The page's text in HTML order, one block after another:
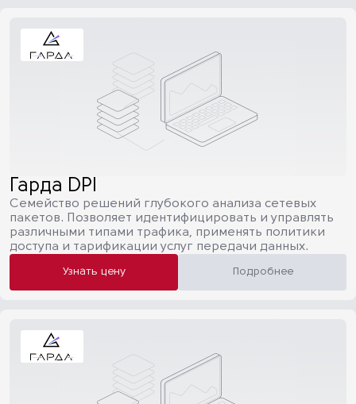
Гарда DPI
Семейство решений глубокого анализа сетевых
пакетов. Позволяет идентифицировать и управлять
различными типами трафика, применять политики
доступа и тарификации услуг передачи данных.
Узнать цену Подробнее